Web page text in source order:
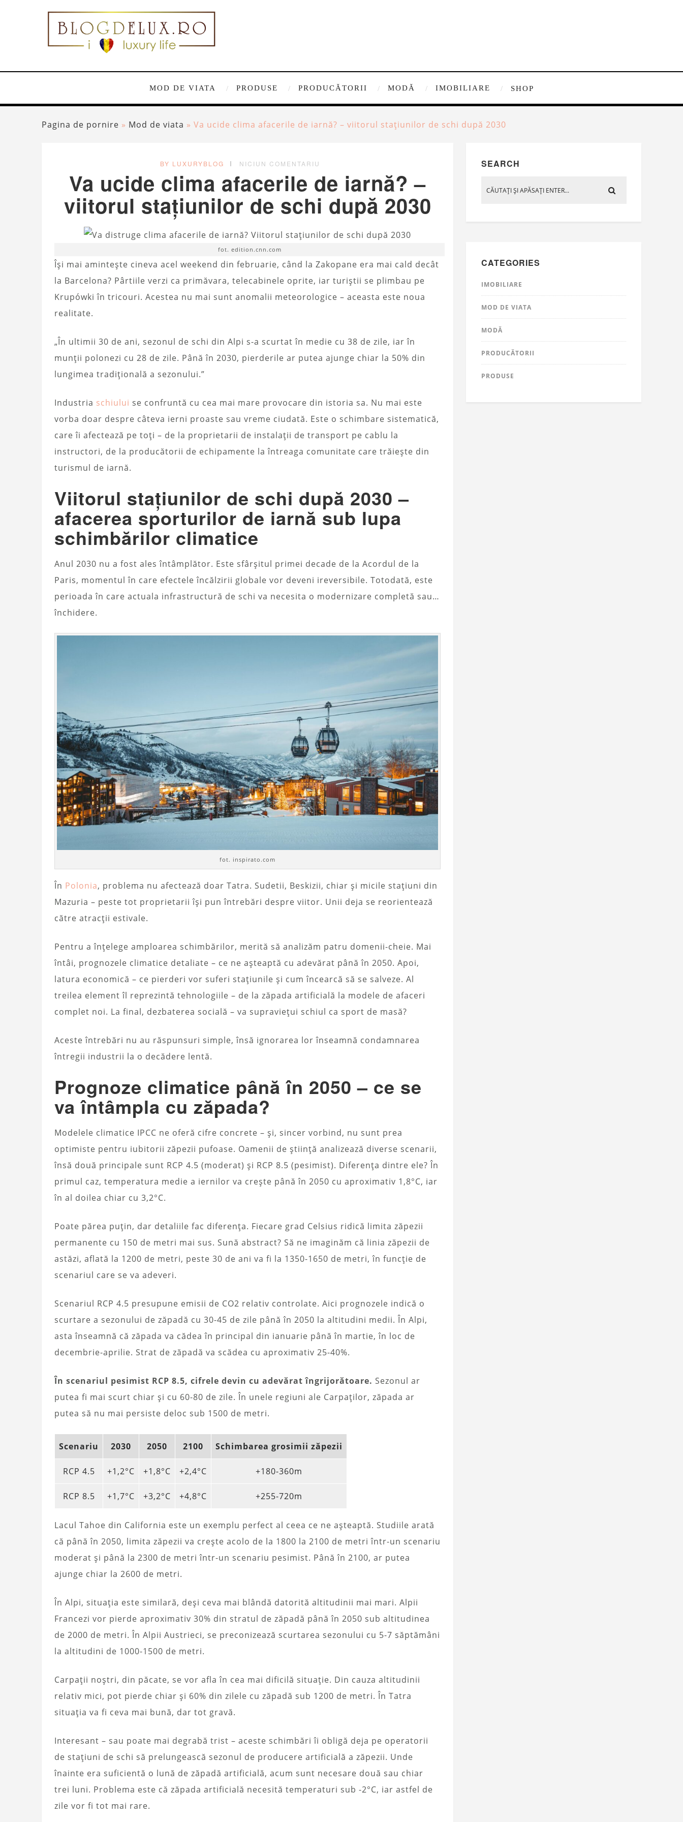
MOD DE VIATA PRODUSE PRODUCĂTORII MODĂ IMOBILIARE SHOP
Pagina de pornire » Mod de viata » Va ucide clima afacerile de iarnă? – viitorul stațiunilor de schi după 2030
BY LUXURYBLOG NICIUN COMENTARIU
Va ucide clima afacerile de iarnă? –
viitorul stațiunilor de schi după 2030
fot. edition.cnn.com
Își mai amintește cineva acel weekend din februarie, când la Zakopane era mai cald decât
la Barcelona? Pârtiile verzi ca primăvara, telecabinele oprite, iar turiștii se plimbau pe
Krupówki în tricouri. Acestea nu mai sunt anomalii meteorologice – aceasta este noua
realitate.
„În ultimii 30 de ani, sezonul de schi din Alpi s-a scurtat în medie cu 38 de zile, iar în
munții polonezi cu 28 de zile. Până în 2030, pierderile ar putea ajunge chiar la 50% din
lungimea tradițională a sezonului.”
Industria schiului se confruntă cu cea mai mare provocare din istoria sa. Nu mai este
vorba doar despre câteva ierni proaste sau vreme ciudată. Este o schimbare sistematică,
care îi afectează pe toți – de la proprietarii de instalații de transport pe cablu la
instructori, de la producătorii de echipamente la întreaga comunitate care trăiește din
turismul de iarnă.
Viitorul stațiunilor de schi după 2030 –
afacerea sporturilor de iarnă sub lupa
schimbărilor climatice
Anul 2030 nu a fost ales întâmplător. Este sfârșitul primei decade de la Acordul de la
Paris, momentul în care efectele încălzirii globale vor deveni ireversibile. Totodată, este
perioada în care actuala infrastructură de schi va necesita o modernizare completă sau…
închidere.
fot. inspirato.com
În Polonia, problema nu afectează doar Tatra. Sudetii, Beskizii, chiar și micile stațiuni din
Mazuria – peste tot proprietarii își pun întrebări despre viitor. Unii deja se reorientează
către atracții estivale.
Pentru a înțelege amploarea schimbărilor, merită să analizăm patru domenii-cheie. Mai
întâi, prognozele climatice detaliate – ce ne așteaptă cu adevărat până în 2050. Apoi,
latura economică – ce pierderi vor suferi stațiunile și cum încearcă să se salveze. Al
treilea element îl reprezintă tehnologiile – de la zăpada artificială la modele de afaceri
complet noi. La final, dezbaterea socială – va supraviețui schiul ca sport de masă?
Aceste întrebări nu au răspunsuri simple, însă ignorarea lor înseamnă condamnarea
întregii industrii la o decădere lentă.
Prognoze climatice până în 2050 – ce se
va întâmpla cu zăpada?
Modelele climatice IPCC ne oferă cifre concrete – și, sincer vorbind, nu sunt prea
optimiste pentru iubitorii zăpezii pufoase. Oamenii de știință analizează diverse scenarii,
însă două principale sunt RCP 4.5 (moderat) și RCP 8.5 (pesimist). Diferența dintre ele? În
primul caz, temperatura medie a iernilor va crește până în 2050 cu aproximativ 1,8°C, iar
în al doilea chiar cu 3,2°C.
Poate părea puțin, dar detaliile fac diferența. Fiecare grad Celsius ridică limita zăpezii
permanente cu 150 de metri mai sus. Sună abstract? Să ne imaginăm că linia zăpezii de
astăzi, aflată la 1200 de metri, peste 30 de ani va fi la 1350-1650 de metri, în funcție de
scenariul care se va adeveri.
Scenariul RCP 4.5 presupune emisii de CO2 relativ controlate. Aici prognozele indică o
scurtare a sezonului de zăpadă cu 30-45 de zile până în 2050 la altitudini medii. În Alpi,
asta înseamnă că zăpada va cădea în principal din ianuarie până în martie, în loc de
decembrie-aprilie. Strat de zăpadă va scădea cu aproximativ 25-40%.
În scenariul pesimist RCP 8.5, cifrele devin cu adevărat îngrijorătoare. Sezonul ar
putea fi mai scurt chiar și cu 60-80 de zile. În unele regiuni ale Carpaților, zăpada ar
putea să nu mai persiste deloc sub 1500 de metri.
Scenariu 2030 2050 2100 Schimbarea grosimii zăpezii
RCP 4.5 +1,2°C +1,8°C +2,4°C +180-360m
RCP 8.5 +1,7°C +3,2°C +4,8°C +255-720m
Lacul Tahoe din California este un exemplu perfect al ceea ce ne așteaptă. Studiile arată
că până în 2050, limita zăpezii va crește acolo de la 1800 la 2100 de metri într-un scenariu
moderat și până la 2300 de metri într-un scenariu pesimist. Până în 2100, ar putea
ajunge chiar la 2600 de metri.
În Alpi, situația este similară, deși ceva mai blândă datorită altitudinii mai mari. Alpii
Francezi vor pierde aproximativ 30% din stratul de zăpadă până în 2050 sub altitudinea
de 2000 de metri. În Alpii Austrieci, se preconizează scurtarea sezonului cu 5-7 săptămâni
la altitudini de 1000-1500 de metri.
Carpații noștri, din păcate, se vor afla în cea mai dificilă situație. Din cauza altitudinii
relativ mici, pot pierde chiar și 60% din zilele cu zăpadă sub 1200 de metri. În Tatra
situația va fi ceva mai bună, dar tot gravă.
Interesant – sau poate mai degrabă trist – aceste schimbări îi obligă deja pe operatorii
de stațiuni de schi să prelungească sezonul de producere artificială a zăpezii. Unde
înainte era suficientă o lună de zăpadă artificială, acum sunt necesare două sau chiar
trei luni. Problema este că zăpada artificială necesită temperaturi sub -2°C, iar astfel de
zile vor fi tot mai rare.
SEARCH
CATEGORIES
IMOBILIARE
MOD DE VIATA
MODĂ
PRODUCĂTORII
PRODUSE